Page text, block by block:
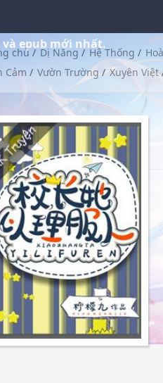
epub mới nhất.
chủ/ Dị Năng/ Hệ Thống /
Cảm / Vườn Trường / Xuyên Việt